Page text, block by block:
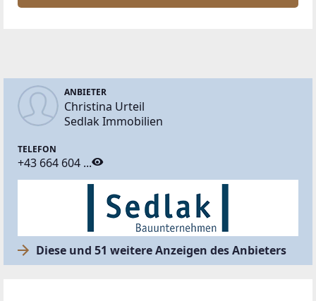
ANBIETER
Christina Urteil
Sedlak Immobilien
TELEFON
+43 664 604 ...
Diese und 51 weitere Anzeigen des Anbieters